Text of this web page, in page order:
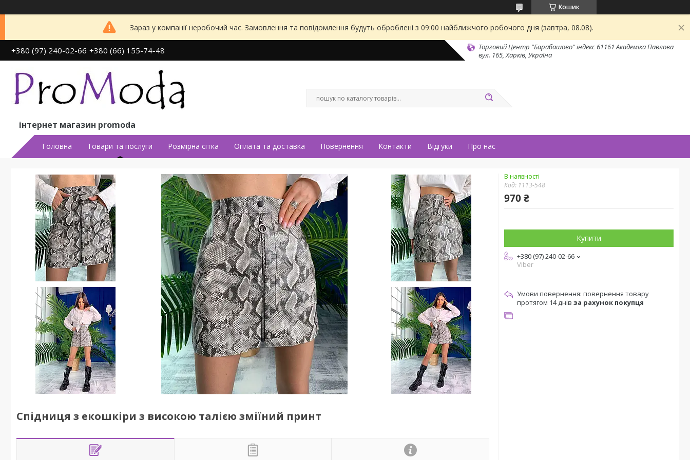
Кошик
Зараз у компанії неробочий час. Замовлення та повідомлення будуть оброблені з 09:00 найближчого робочого дня (завтра, 08.08).
+380 (97) 240-02-66 +380 (66) 155-74-48
Торговий Центр "Барабашово" індекс 61161 Академіка Павлова
вул. 165, Харків, Україна
інтернет магазин promoda
Головна Товари та послуги Розмірна сітка Оплата та доставка Повернення Контакти Відгуки Про нас
Спідниця з екошкіри з високою талією зміїний принт
В наявності
Код: 1113-548
970 ₴
Купити
+380 (97) 240-02-66
Viber
повернення товару
протягом 14 днів за рахунок покупця